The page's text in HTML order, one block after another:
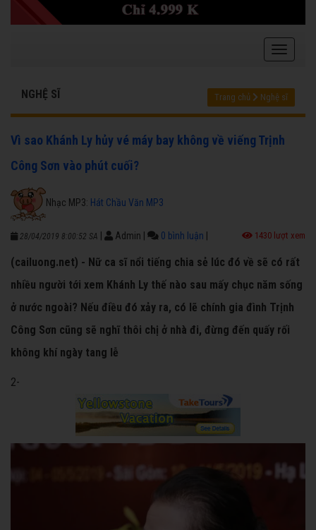
NGHỆ SĨ Trang chủ Nghệ sĩ
Vì sao Khánh Ly hủy vé máy bay không về viếng Trịnh
Công Sơn vào phút cuối?
Nhạc MP3: Hát Chầu Văn MP3
28/04/2019 8:00:52 SA Admin 0 bình luận 1430 lượt xem
(cailuong.net) - Nữ ca sĩ nổi tiếng chia sẻ lúc đó về sẽ có rất
nhiều người tới xem Khánh Ly thế nào sau mấy chục năm sống
ở nước ngoài? Nếu điều đó xảy ra, có lẽ chính gia đình Trịnh
Công Sơn cũng sẽ nghĩ thôi chị ở nhà đi, đừng đến quấy rối
không khí ngày tang lễ
2-